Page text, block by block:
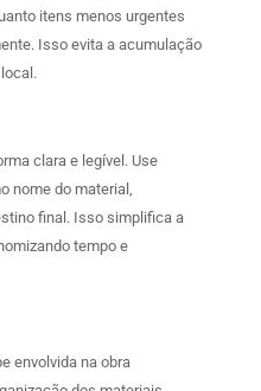
itens menos urgentes
Isso evita a acumulação
clara e legível. Use
nome do material,
final. Isso simplifica a
tempo e
envolvida na obra